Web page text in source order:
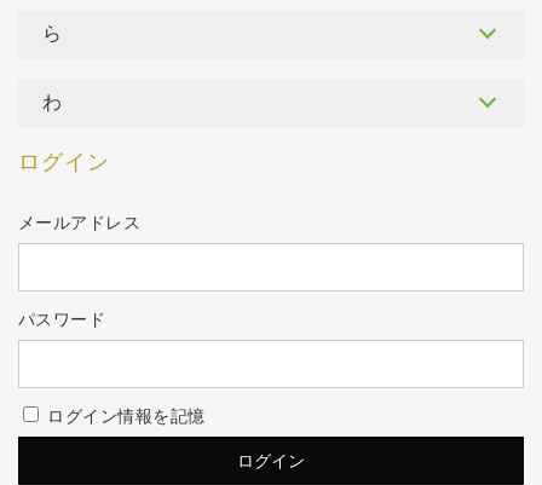
ら
わ
ログイン
メールアドレス
パスワード
ログイン情報を記憶